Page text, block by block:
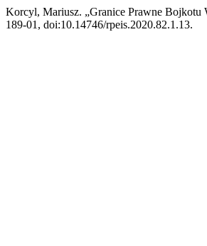
Korcyl, Mariusz. „Granice Prawne Bojkotu
189-01, doi:10.14746/rpeis.2020.82.1.13.